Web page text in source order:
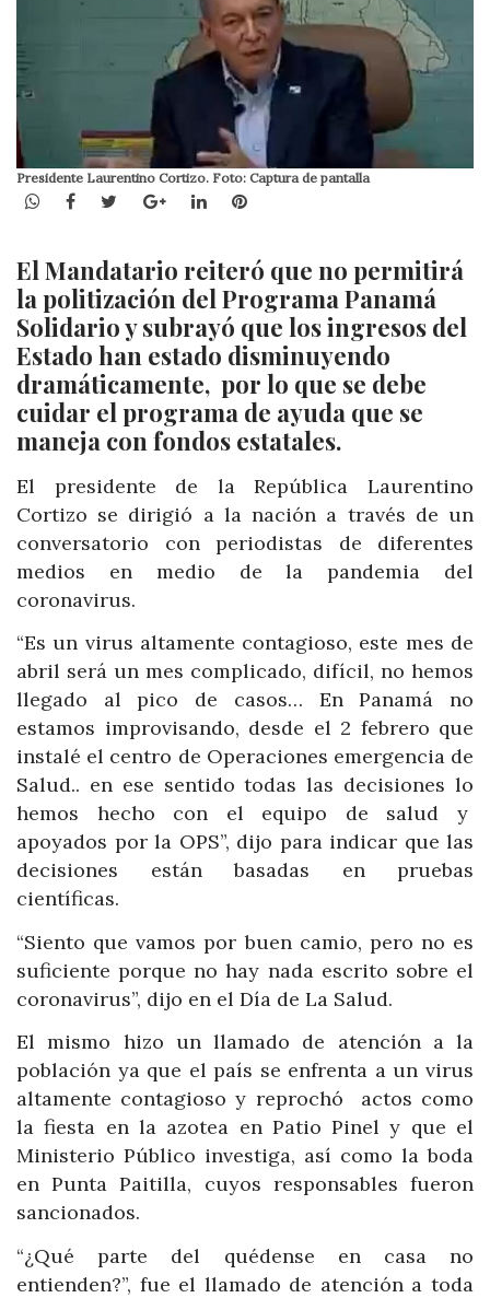
Presidente Laurentino Cortizo. Foto: Captura de pantalla
WhatsApp
Facebook
TwitterGoogle+LinkedInPinterest
El Mandatario reiteró que no permitirá
la politización del Programa Panamá
Solidario y subrayó que los ingresos del
Estado han estado disminuyendo
dramáticamente, por lo que se debe
cuidar el programa de ayuda que se
maneja con fondos estatales.
El presidente de la República Laurentino
Cortizo se dirigió a la nación a través de un
conversatorio con periodistas de diferentes
medios en medio de la pandemia del
coronavirus.
“Es un virus altamente contagioso, este mes de
abril será un mes complicado, difícil, no hemos
llegado al pico de casos… En Panamá no
estamos improvisando, desde el 2 febrero que
instalé el centro de Operaciones emergencia de
Salud.. en ese sentido todas las decisiones lo
hemos hecho con el equipo de salud y
apoyados por la OPS”, dijo para indicar que las
decisiones están basadas en pruebas
científicas.
“Siento que vamos por buen camio, pero no es
suficiente porque no hay nada escrito sobre el
coronavirus”, dijo en el Día de La Salud.
El mismo hizo un llamado de atención a la
población ya que el país se enfrenta a un virus
altamente contagioso y reprochó actos como
la fiesta en la azotea en Patio Pinel y que el
Ministerio Público investiga, así como la boda
en Punta Paitilla, cuyos responsables fueron
sancionados.
“¿Qué parte del quédense en casa no
entienden?”, fue el llamado de atención a toda